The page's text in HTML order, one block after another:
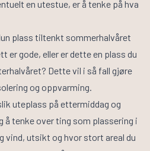
en utestue, er å tenke på hva
plass tiltenkt sommerhalvåret
er gode, eller er dette en plass du
Dette vil i så fall gjøre
og oppvarming.
uteplass på ettermiddag og
å tenke over ting som plassering i
vind, utsikt og hvor stort areal du